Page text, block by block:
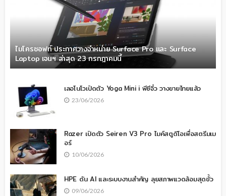
ไมโครซอฟท์ ประกาศวางจำหน่าย Surface Pro และ Surface
Laptop เจนฯ ล่าสุด 23 กรกฎาคมนี้
เลอโนโวเปิดตัว Yoga Mini i พีซีจิ๋ว วางขายไทยแล้ว
23/06/2026
Razer เปิดตัว Seiren V3 Pro ไมค์สตูดิโอเพื่อสตรีมเม
อร์
10/06/2026
HPE ดัน AI และระบบงานสำคัญ ลุยสภาพแวดล้อมสุดขั้ว
09/06/2026